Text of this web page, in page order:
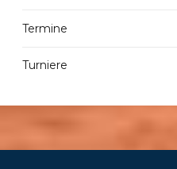
Termine
Turniere